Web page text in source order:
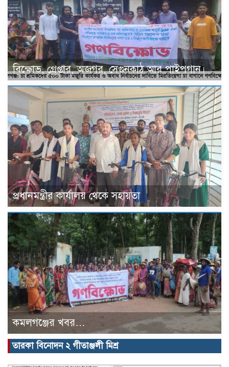
বিক্ষোভ, গ্রেপ্তার, অজগর, সেগুনকাঠ আর পাইপগান।
প্রধানমন্ত্রীর কার্যালয় থেকে সহায়তা
কমলগঞ্জের খবর…
তারকা বিনোদন ২ গীতাঞ্জলী মিশ্র